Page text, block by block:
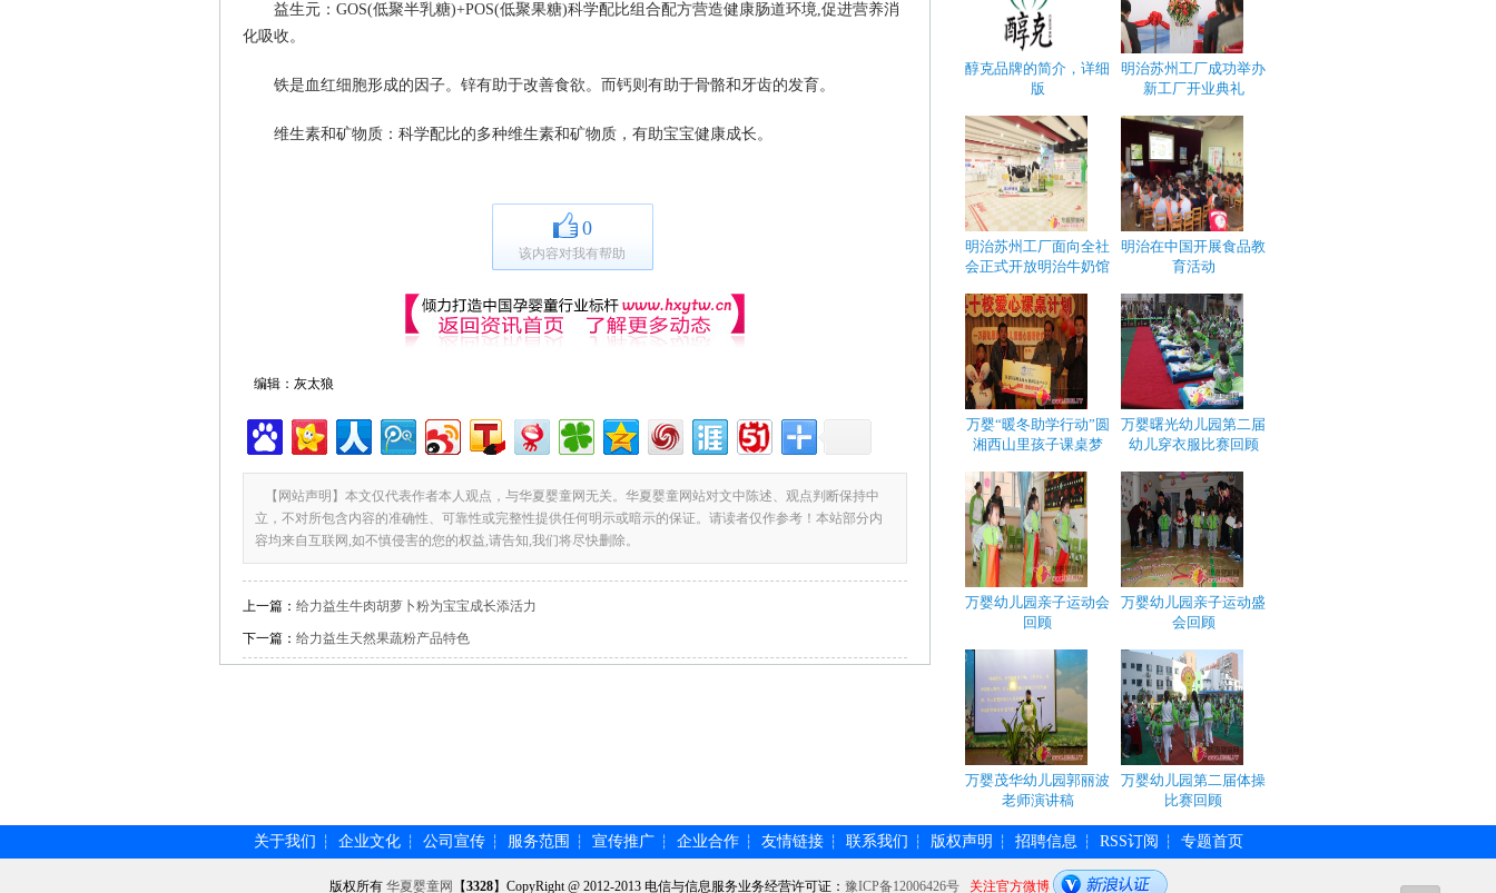
益生元：GOS(低聚半乳糖)+POS(低聚果糖)科学配比组合配方营造健康肠道环境,促进营养消
化吸收。
铁是血红细胞形成的因子。锌有助于改善食欲。而钙则有助于骨骼和牙齿的发育。
维生素和矿物质：科学配比的多种维生素和矿物质，有助宝宝健康成长。
0
该内容对我有帮助
编辑：灰太狼
【网站声明】本文仅代表作者本人观点，与华夏婴童网无关。华夏婴童网站对文中陈述、观点判断保持中
立，不对所包含内容的准确性、可靠性或完整性提供任何明示或暗示的保证。请读者仅作参考！本站部分内
容均来自互联网,如不慎侵害的您的权益,请告知,我们将尽快删除。
上一篇： 给力益生牛肉胡萝卜粉为宝宝成长添活力
下一篇： 给力益生天然果蔬粉产品特色
醇克品牌的简介，详细
版
明治苏州工厂成功举办
新工厂开业典礼
明治苏州工厂面向全社
会正式开放明治牛奶馆
明治在中国开展食品教
育活动
万婴“暖冬助学行动”圆
湘西山里孩子课桌梦
万婴曙光幼儿园第二届
幼儿穿衣服比赛回顾
万婴幼儿园亲子运动会
回顾
万婴幼儿园亲子运动盛
会回顾
万婴茂华幼儿园郭丽波
老师演讲稿
万婴幼儿园第二届体操
比赛回顾
关于我们 ┆ 企业文化 ┆ 公司宣传 ┆ 服务范围 ┆ 宣传推广 ┆ 企业合作 ┆ 友情链接 ┆ 联系我们 ┆ 版权声明 ┆ 招聘信息 ┆ RSS订阅 ┆ 专题首页
版权所有 华夏婴童网 【3328】CopyRight @ 2012-2013 电信与信息服务业务经营许可证： 豫ICP备12006426号 关注官方微博